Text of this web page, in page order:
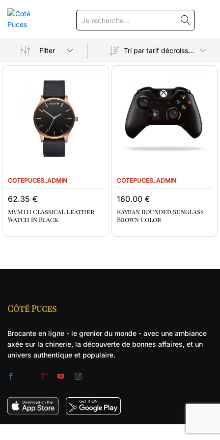
Filter
Tri par tarif décroissant
COTEPUCES_ADMIN
62.35 €
MVMTH Classical Leather
Watch In Black
COTEPUCES_ADMIN
160.00 €
Rayban Rounded Sunglass
Brown Color
Côté Puces
Brocante en ligne - le grenier du monde - avec une ambiance
axée sur la chinerie, la découverte de bonnes affaires, et un
univers authentique et populaire.